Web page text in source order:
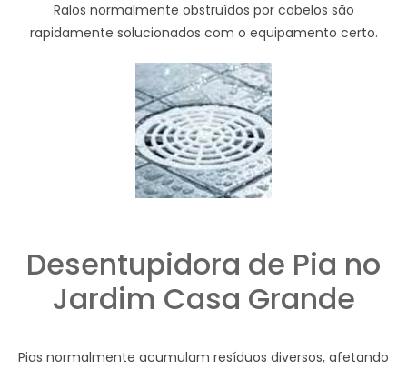
Ralos normalmente obstruídos por cabelos são
rapidamente solucionados com o equipamento certo.
Desentupidora de Pia no
Jardim Casa Grande
Pias normalmente acumulam resíduos diversos, afetando